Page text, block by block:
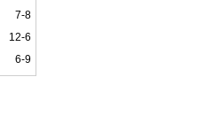
7-8
12-6
6-9